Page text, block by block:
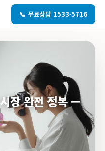
📞 무료상담 1533-5716
장 완전 정복 —